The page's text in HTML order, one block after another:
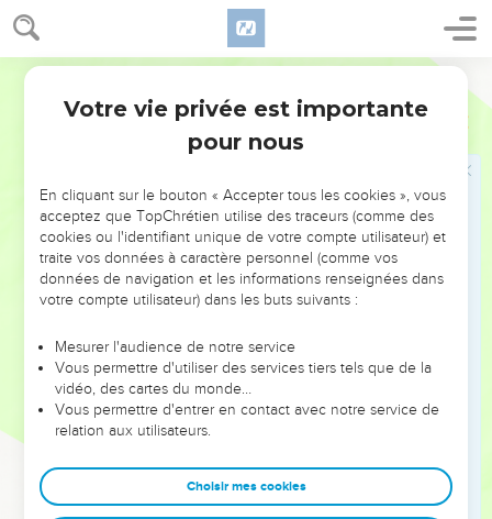
Esaïe 16
abattus.
Car les campagnes de Hesbon languissent ; Les maîtres
des nations ont brisé les ceps de la vigne de Sibma, Qui
s'étendaient jusqu'à Jaezer, qui erraient dans le désert : Les
rameaux se prolongeaient, et allaient au delà de la mer.
Aussi je pleure sur la vigne de Sibma, comme sur Jaezer ;
Je vous arrose de mes larmes, Hesbon, Élealé ! Car sur votre
récolte et sur votre moisson Est venu fondre un cri de
guerre.
La joie et l'allégresse ont disparu des campagnes ; Dans
les vignes, plus de chants, plus de réjouissances ! Le
cesser les cris de joie.
Aussi mes entrailles frémissent sur Moab, comme une
harpe, Et mon coeur sur Kir Harès.
12
dans son sanctuaire pour prier, et il ne peut rien obtenir.
Telle est la parole que l'Éternel a prononcée dès
Votre vie privée est importante
pour nous
En cliquant sur le bouton « Accepter tous les cookies », vous
acceptez que TopChrétien utilise des traceurs (comme des
cookies ou l'identifiant unique de votre compte utilisateur) et
traite vos données à caractère personnel (comme vos
données de navigation et les informations renseignées dans
votre compte utilisateur) dans les buts suivants :
Mesurer l'audience de notre service
Vous permettre d'utiliser des services tiers tels que de la
vidéo, des cartes du monde…
Vous permettre d'entrer en contact avec notre service de
relation aux utilisateurs.
Choisir mes cookies